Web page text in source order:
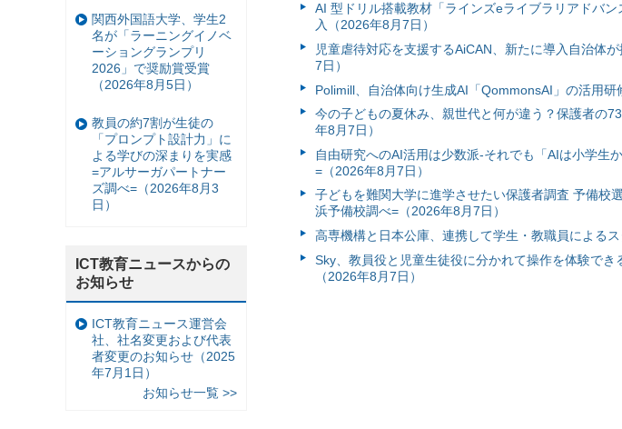
AI 型ドリル搭載教材「ラインズeライブラリアドバ
入（2026年8月7日）
児童虐待対応を支援するAiCAN、新たに導入自治体
7日）
Polimill、自治体向け生成AI「QommonsAI」の活用研
今の子どもの夏休み、親世代と何が違う？保護者の
年8月7日）
自由研究へのAI活用は少数派-それでも「AIは小学生
=（2026年8月7日）
子どもを難関大学に進学させたい保護者調査 予備校
浜予備校調べ=（2026年8月7日）
高専機構と日本公庫、連携して学生・教職員による
Sky、教員役と児童生徒役に分かれて操作を体験で
（2026年8月7日）
関西外国語大学、学生2
名が「ラーニングイノベ
ーショングランプリ
2026」で奨励賞受賞
（2026年8月5日）
教員の約7割が生徒の
「プロンプト設計力」に
よる学びの深まりを実感
=アルサーガパートナー
ズ調べ=（2026年8月3
日）
ICT教育ニュースからの
お知らせ
ICT教育ニュース運営会
社、社名変更および代表
者変更のお知らせ（2025
年7月1日）
お知らせ一覧 >>